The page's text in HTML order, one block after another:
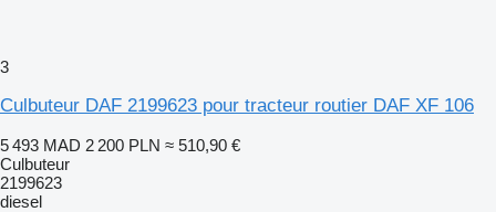
3
Culbuteur DAF 2199623 pour tracteur routier DAF XF 106
5 493 MAD 2 200 PLN ≈ 510,90 €
Culbuteur
2199623
diesel